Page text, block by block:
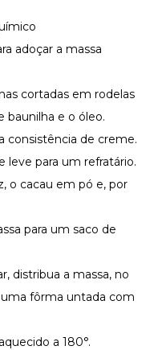
adoçar a massa
cortadas em rodelas
baunilha e o óleo.
consistência de creme.
leve para um refratário.
o cacau em pó e, por
para um saco de
distribua a massa, no
fôrma untada com
a 180°.